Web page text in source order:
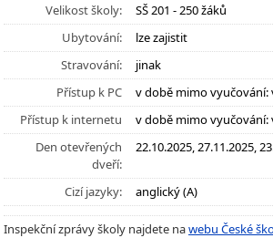
Velikost školy:
SŠ 201 - 250 žáků
Ubytování:
lze zajistit
Stravování:
jinak
Přístup k PC
v době mimo vyučování:
Přístup k internetu
v době mimo vyučování:
Den otevřených
dveří:
22.10.2025, 27.11.2025,
Cizí jazyky: anglický (A)
Inspekční zprávy školy najdete nawebu České